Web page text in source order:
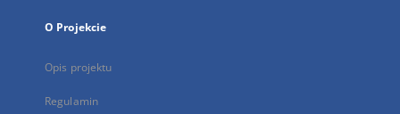
O Projekcie
Opis projektu
Regulamin